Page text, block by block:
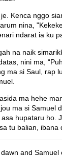
Kenca nggo
nina,
ndarat ia ku
na naik
nini ma,
ma si Saul, rap
ma hehe
ma si Samuel
hupataru ho.
tu balian, ibana
and Samuel